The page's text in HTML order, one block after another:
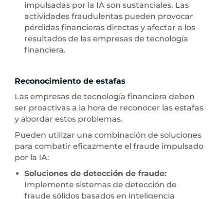
impulsadas por la IA son sustanciales. Las
actividades fraudulentas pueden provocar
pérdidas financieras directas y afectar a los
resultados de las empresas de tecnología
financiera.
Reconocimiento de estafas
Las empresas de tecnología financiera deben
ser proactivas a la hora de reconocer las estafas
y abordar estos problemas.
Pueden utilizar una combinación de soluciones
para combatir eficazmente el fraude impulsado
por la IA:
Soluciones de detección de fraude:
Implemente sistemas de detección de
fraude sólidos basados en inteligencia